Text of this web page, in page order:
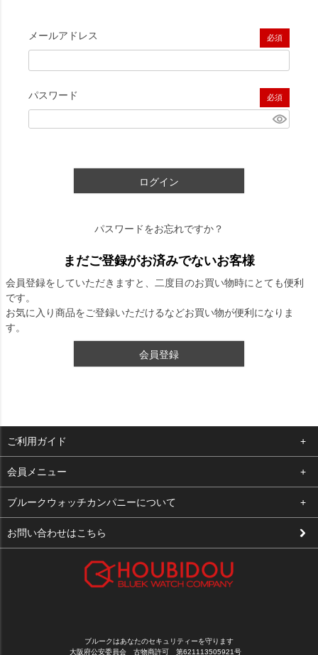
メールアドレス
(必須)
パスワード
(必須)
ログイン
パスワードをお忘れですか？
まだご登録がお済みでないお客様
会員登録をしていただきますと、二度目のお買い物時にとても便利
です。
お気に入り商品をご登録いただけるなどお買い物が便利になりま
す。
会員登録
ご利用ガイド
よくある質問
支払い・送料
修理依頼
会員メニュー
ログイン
お気に入り
ブルークウォッチカンパニーについて
会社概要
お問い合わせはこちら
ブルークはあなたのセキュリティーを守ります
大阪府公安委員会 古物商許可 第621113505921号